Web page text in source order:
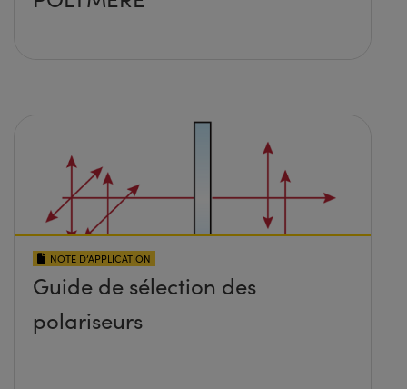
NOTE D’APPLICATION
Guide de sélection des
polariseurs